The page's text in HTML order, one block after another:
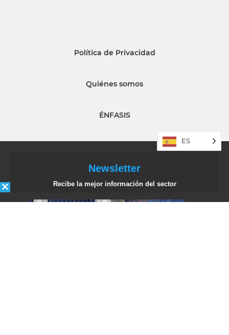
Política de Privacidad
Quiénes somos
ÉNFASIS
Newsletter
Recibe la mejor información del sector
ES